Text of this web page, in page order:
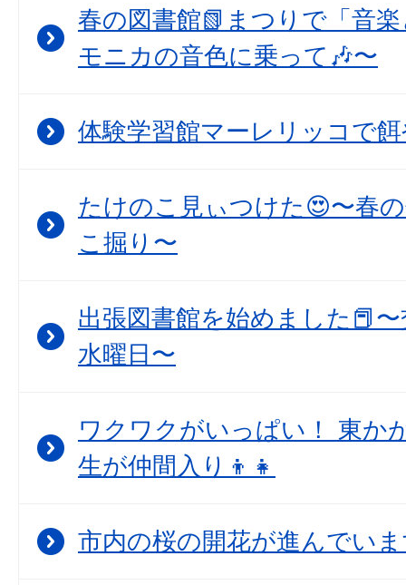
春の図書館📗まつりで「音
モニカの音色に乗って🎶〜
体験学習館マーレリッコで
たけのこ見ぃつけた😍〜春
こ掘り〜
出張図書館を始めました📕
水曜日〜
ワクワクがいっぱい！ 東か
生が仲間入り👦👧
市内の桜の開花が進んでい